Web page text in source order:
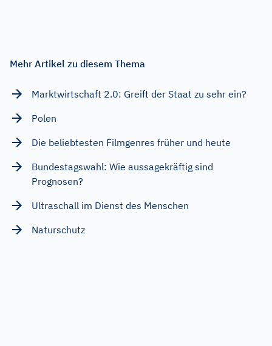
Mehr Artikel zu diesem Thema
Marktwirtschaft 2.0: Greift der Staat zu sehr ein?
Polen
Die beliebtesten Filmgenres früher und heute
Bundestagswahl: Wie aussagekräftig sind
Prognosen?
Ultraschall im Dienst des Menschen
Naturschutz